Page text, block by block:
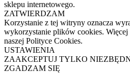
sklepu internetowego.
ZATWIERDZAM
Korzystanie z tej witryny oznacza
wykorzystanie plików cookies.
naszej Polityce Cookies.
USTAWIENIA
ZAAKCEPTUJ TYLKO
ZGADZAM SIĘ